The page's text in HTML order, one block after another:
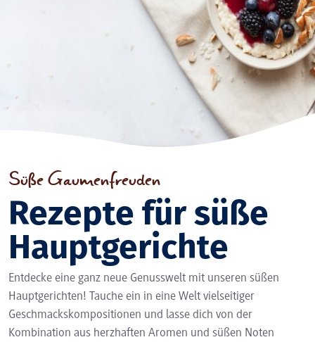
Süße Gaumenfreuden
Rezepte für süße
Hauptgerichte
Entdecke eine ganz neue Genusswelt mit unseren süßen
Hauptgerichten! Tauche ein in eine Welt vielseitiger
Geschmackskompositionen und lasse dich von der
Kombination aus herzhaften Aromen und süßen Noten